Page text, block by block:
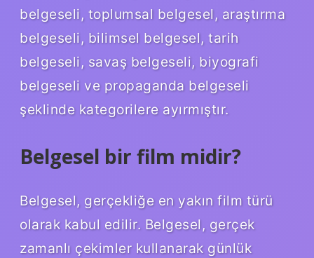
belgeseli, toplumsal belgesel, araştırma
belgeseli, bilimsel belgesel, tarih
belgeseli, savaş belgeseli, biyografi
belgeseli ve propaganda belgeseli
şeklinde kategorilere ayırmıştır.
Belgesel bir film midir?
Belgesel, gerçekliğe en yakın film türü
olarak kabul edilir. Belgesel, gerçek
zamanlı çekimler kullanarak günlük